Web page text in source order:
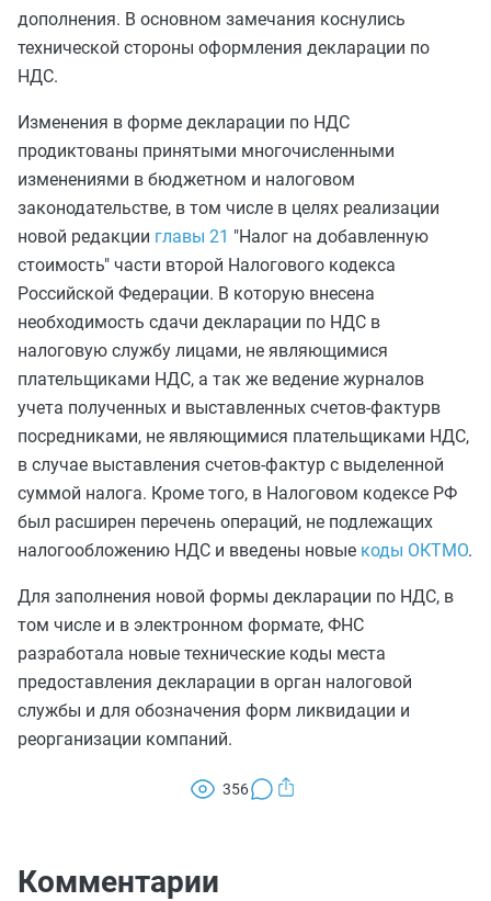
дополнения. В основном замечания коснулись
технической стороны оформления декларации по
НДС.
Изменения в форме декларации по НДС
продиктованы принятыми многочисленными
изменениями в бюджетном и налоговом
законодательстве, в том числе в целях реализации
новой редакции главы 21 "Налог на добавленную
стоимость" части второй Налогового кодекса
Российской Федерации. В которую внесена
необходимость сдачи декларации по НДС в
налоговую службу лицами, не являющимися
плательщиками НДС, а так же ведение журналов
учета полученных и выставленных счетов-фактурв
посредниками, не являющимися плательщиками НДС,
в случае выставления счетов-фактур с выделенной
суммой налога. Кроме того, в Налоговом кодексе РФ
был расширен перечень операций, не подлежащих
налогообложению НДС и введены новые коды ОКТМО.
Для заполнения новой формы декларации по НДС, в
том числе и в электронном формате, ФНС
разработала новые технические коды места
предоставления декларации в орган налоговой
службы и для обозначения форм ликвидации и
реорганизации компаний.
356
Комментарии